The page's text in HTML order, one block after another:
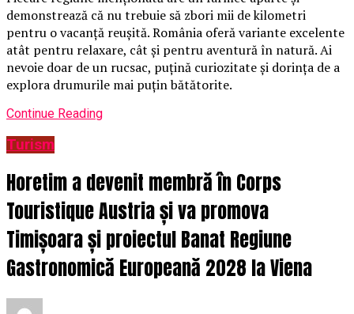
demonstrează că nu trebuie să zbori mii de kilometri
pentru o vacanță reușită. România oferă variante excelente
atât pentru relaxare, cât și pentru aventură în natură. Ai
nevoie doar de un rucsac, puțină curiozitate și dorința de a
explora drumurile mai puțin bătătorite.
Continue Reading
Turism
Horetim a devenit membră în Corps
Touristique Austria și va promova
Timișoara și proiectul Banat Regiune
Gastronomică Europeană 2028 la Viena